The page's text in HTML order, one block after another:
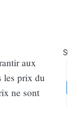
aux
les prix du
ne sont